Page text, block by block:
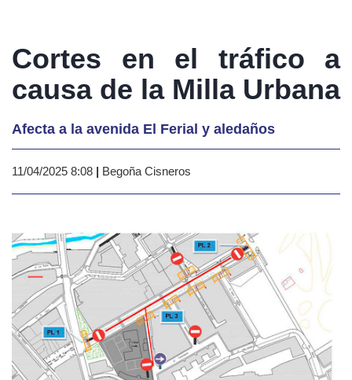
Cortes en el tráfico a
causa de la Milla Urbana
Afecta a la avenida El Ferial y aledaños
11/04/2025 8:08 | Begoña Cisneros